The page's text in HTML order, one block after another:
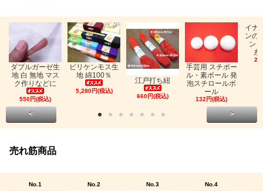
ダブルガーゼ生
地 白 無地 マス
ク作りなどに
550円(税込)
ビリケンモス生
地 綿100％
5,280円(税込)
江戸打ち紐
660円(税込)
手芸用 スチボー
ル・素ボール 発
泡スチロールボ
ール
132円(税込)
イナ
ンの
ン
糸
< >
売れ筋商品
No.1 No.2 No.3 No.4